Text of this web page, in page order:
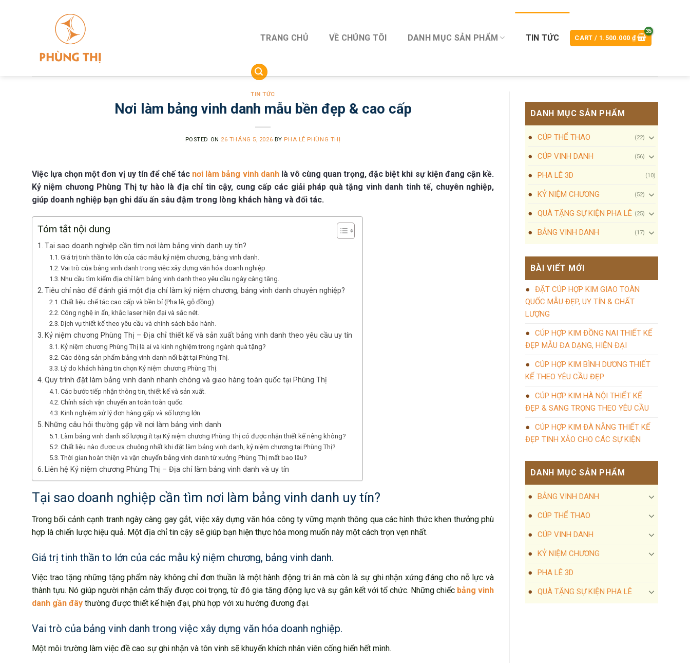
TRANG CHỦ VỀ CHÚNG TÔI DANH MỤC SẢN PHẨM TIN TỨC CART / 1.500.000 ₫
TIN TỨC
Nơi làm bảng vinh danh mẫu bền đẹp & cao cấp
POSTED ON 26 THÁNG 5, 2026 BY PHA LÊ PHÙNG THỊ
Việc lựa chọn một đơn vị uy tín để chế tác nơi làm bảng vinh danh là vô cùng quan trọng, đặc biệt khi sự kiện đang cận kề.
Kỷ niệm chương Phùng Thị tự hào là địa chỉ tin cậy, cung cấp các giải pháp quà tặng vinh danh tinh tế, chuyên nghiệp,
giúp doanh nghiệp bạn ghi dấu ấn sâu đậm trong lòng khách hàng và đối tác.
Tóm tắt nội dung
Tại sao doanh nghiệp cần tìm nơi làm bảng vinh danh uy tín?
Giá trị tinh thần to lớn của các mẫu kỷ niệm chương, bảng vinh danh.
Vai trò của bảng vinh danh trong việc xây dựng văn hóa doanh nghiệp.
Nhu cầu tìm kiếm địa chỉ làm bảng vinh danh theo yêu cầu ngày càng tăng.
Tiêu chí nào để đánh giá một địa chỉ làm kỷ niệm chương, bảng vinh danh chuyên nghiệp?
Chất liệu chế tác cao cấp và bền bỉ (Pha lê, gỗ đồng).
Công nghệ in ấn, khắc laser hiện đại và sắc nét.
Dịch vụ thiết kế theo yêu cầu và chính sách bảo hành.
Kỷ niệm chương Phùng Thị – Địa chỉ thiết kế và sản xuất bảng vinh danh theo yêu cầu uy tín
Kỷ niệm chương Phùng Thị là ai và kinh nghiệm trong ngành quà tặng?
Các dòng sản phẩm bảng vinh danh nổi bật tại Phùng Thị.
Lý do khách hàng tin chọn Kỷ niệm chương Phùng Thị.
Quy trình đặt làm bảng vinh danh nhanh chóng và giao hàng toàn quốc tại Phùng Thị
Các bước tiếp nhận thông tin, thiết kế và sản xuất.
Chính sách vận chuyển an toàn toàn quốc.
Kinh nghiệm xử lý đơn hàng gấp và số lượng lớn.
Những câu hỏi thường gặp về nơi làm bảng vinh danh
Làm bảng vinh danh số lượng ít tại Kỷ niệm chương Phùng Thị có được nhận thiết kế riêng không?
Chất liệu nào được ưa chuộng nhất khi đặt làm bảng vinh danh, kỷ niệm chương tại Phùng Thị?
Thời gian hoàn thiện và vận chuyển bảng vinh danh từ xưởng Phùng Thị mất bao lâu?
Liên hệ Kỷ niệm chương Phùng Thị – Địa chỉ làm bảng vinh danh và uy tín
Tại sao doanh nghiệp cần tìm nơi làm bảng vinh danh uy tín?
Trong bối cảnh cạnh tranh ngày càng gay gắt, việc xây dựng văn hóa công ty vững mạnh thông qua các hình thức khen thưởng phù
hợp là chiến lược hiệu quả. Một địa chỉ tin cậy sẽ giúp bạn hiện thực hóa mong muốn này một cách trọn vẹn nhất.
Giá trị tinh thần to lớn của các mẫu kỷ niệm chương, bảng vinh danh.
Việc trao tặng những tặng phẩm này không chỉ đơn thuần là một hành động tri ân mà còn là sự ghi nhận xứng đáng cho nỗ lực và
thành tựu. Nó giúp người nhận cảm thấy được coi trọng, từ đó gia tăng động lực và sự gắn kết với tổ chức. Những chiếc bảng vinh
danh gần đây thường được thiết kế hiện đại, phù hợp với xu hướng đương đại.
Vai trò của bảng vinh danh trong việc xây dựng văn hóa doanh nghiệp.
Một môi trường làm việc đề cao sự ghi nhận và tôn vinh sẽ khuyến khích nhân viên cống hiến hết mình.
DANH MỤC SẢN PHẨM
CÚP THỂ THAO (22)
CÚP VINH DANH (56)
PHA LÊ 3D (10)
KỶ NIỆM CHƯƠNG (52)
QUÀ TẶNG SỰ KIỆN PHA LÊ (25)
BẢNG VINH DANH (17)
BÀI VIẾT MỚI
ĐẶT CÚP HỢP KIM GIAO TOÀN
QUỐC MẪU ĐẸP, UY TÍN & CHẤT
LƯỢNG
CÚP HỢP KIM ĐỒNG NAI THIẾT KẾ
ĐẸP MẪU ĐA DẠNG, HIỆN ĐẠI
CÚP HỢP KIM BÌNH DƯƠNG THIẾT
KẾ THEO YÊU CẦU ĐẸP
CÚP HỢP KIM HÀ NỘI THIẾT KẾ
ĐẸP & SANG TRỌNG THEO YÊU CẦU
CÚP HỢP KIM ĐÀ NẴNG THIẾT KẾ
ĐẸP TINH XẢO CHO CÁC SỰ KIỆN
DANH MỤC SẢN PHẨM
BẢNG VINH DANH
CÚP THỂ THAO
CÚP VINH DANH
KỶ NIỆM CHƯƠNG
PHA LÊ 3D
QUÀ TẶNG SỰ KIỆN PHA LÊ